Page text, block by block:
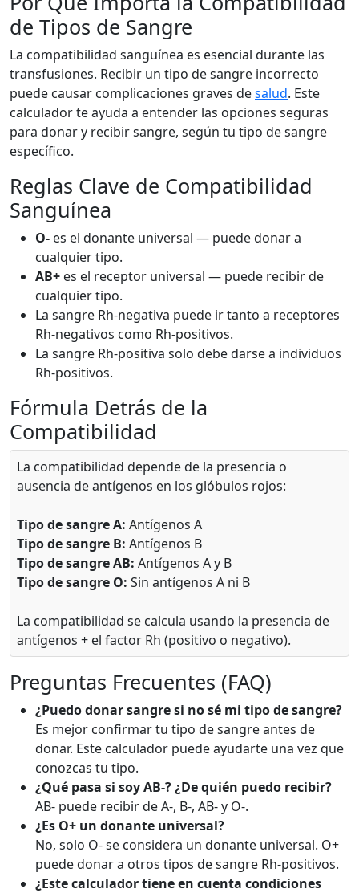
de Tipos de Sangre
La compatibilidad sanguínea es esencial durante las
transfusiones. Recibir un tipo de sangre incorrecto
puede causar complicaciones graves desalud. Este
calculador te ayuda a entender las opciones seguras
para donar y recibir sangre, según tu tipo de sangre
específico.
Reglas Clave de Compatibilidad
Sanguínea
O- es el donante universal — puede donar a
cualquier tipo.
AB+ es el receptor universal — puede recibir de
cualquier tipo.
La sangre Rh-negativa puede ir tanto a receptores
Rh-negativos como Rh-positivos.
La sangre Rh-positiva solo debe darse a individuos
Rh-positivos.
Fórmula Detrás de la
Compatibilidad
La compatibilidad depende de la presencia o
ausencia de antígenos en los glóbulos rojos:
Tipo de sangre A: Antígenos A
Tipo de sangre B: Antígenos B
Tipo de sangre AB: Antígenos A y B
Tipo de sangre O: Sin antígenos A ni B
La compatibilidad se calcula usando la presencia de
antígenos + el factor Rh (positivo o negativo).
Preguntas Frecuentes (FAQ)
¿Puedo donar sangre si no sé mi tipo de sangre?
Es mejor confirmar tu tipo de sangre antes de
donar. Este calculador puede ayudarte una vez que
conozcas tu tipo.
¿Qué pasa si soy AB-? ¿De quién puedo recibir?
AB- puede recibir de A-, B-, AB- y O-.
¿Es O+ un donante universal?
No, solo O- se considera un donante universal. O+
puede donar a otros tipos de sangre Rh-positivos.
¿Este calculador tiene en cuenta condiciones